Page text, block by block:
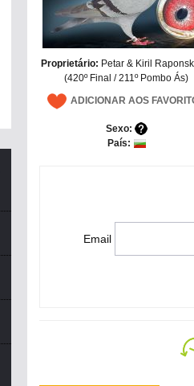
Proprietário: Petar & Kiril
(420º Final / 211º Pombo Ás)
ADICIONAR AOS
Sexo:
País:
Email